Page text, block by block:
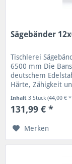
Sägebänder
Tischlerei
6500 mm Die
deutschem
Härte, Zähigkeit
Inhalt3 Stück(44,00 €
131,99 € *
Merken